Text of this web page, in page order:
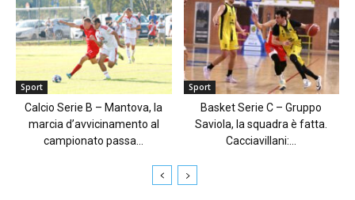
Sport
Calcio Serie B – Mantova, la
marcia d’avvicinamento al
campionato passa...
Sport
Basket Serie C – Gruppo
Saviola, la squadra è fatta.
Cacciavillani:...